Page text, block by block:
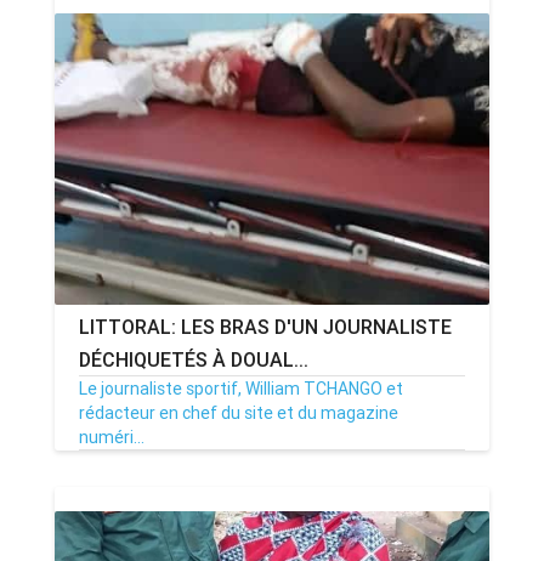
LITTORAL: LES BRAS D'UN JOURNALISTE
DÉCHIQUETÉS À DOUAL...
Le journaliste sportif, William TCHANGO et
rédacteur en chef du site et du magazine
numéri...